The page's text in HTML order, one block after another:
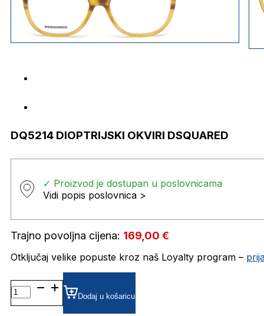
DQ5214 DIOPTRIJSKI OKVIRI DSQUARED
✓ Proizvod je dostupan u poslovnicama
Vidi popis poslovnica >
Trajno povoljna cijena: 169,00 €
Otključaj velike popuste kroz naš Loyalty program –
DQ5214 DIOPTRIJSKI
OKVIRI
DSQUARED
Dodaj u košaricu